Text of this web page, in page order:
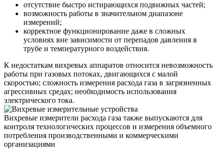
отсутствие быстро истирающихся подвижных частей;
возможность работы в значительном диапазоне
измерений;
корректное функционирование даже в сложных
условиях вне зависимости от перепадов давления в
трубе и температурного воздействия.
К недостаткам вихревых аппаратов относится невозможность
работы при газовых потоках, двигающихся с малой
скоростью; сложность измерения расхода газа в загрязненных
агрессивных средах; необходимость использования
электрического тока.
Вихревые измерители расхода газа также выпускаются для
контроля технологических процессов и измерения объемного
потребления производственными и коммерческими
организациями